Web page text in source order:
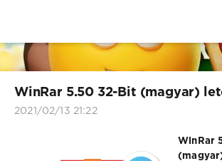
WinRar 5.50 32-Bit (magyar)
2021/02/13 21:22
WinRar